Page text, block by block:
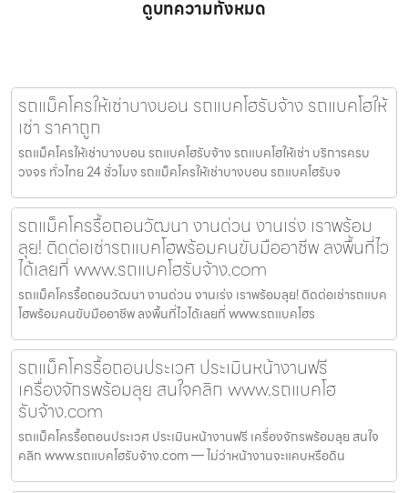
ดูบทความทั้งหมด
รถแม็คโครให้เช่าบางบอน รถแบคโฮรับจ้าง รถแบคโฮให้
เช่า ราคาถูก
รถแม็คโครให้เช่าบางบอน รถแบคโฮรับจ้าง รถแบคโฮให้เช่า บริการครบ
วงจร ทั่วไทย 24 ชั่วโมง รถแม็คโครให้เช่าบางบอน รถแบคโฮรับจ
รถแม็คโครรื้อถอนวัฒนา งานด่วน งานเร่ง เราพร้อม
ลุย! ติดต่อเช่ารถแบคโฮพร้อมคนขับมืออาชีพ ลงพื้นที่ไว
ได้เลยที่ www.รถแบคโฮรับจ้าง.com
รถแม็คโครรื้อถอนวัฒนา งานด่วน งานเร่ง เราพร้อมลุย! ติดต่อเช่ารถแบค
โฮพร้อมคนขับมืออาชีพ ลงพื้นที่ไวได้เลยที่ www.รถแบคโฮร
รถแม็คโครรื้อถอนประเวศ ประเมินหน้างานฟรี
เครื่องจักรพร้อมลุย สนใจคลิก www.รถแบคโฮ
รับจ้าง.com
รถแม็คโครรื้อถอนประเวศ ประเมินหน้างานฟรี เครื่องจักรพร้อมลุย สนใจ
คลิก www.รถแบคโฮรับจ้าง.com — ไม่ว่าหน้างานจะแคบหรือดิน